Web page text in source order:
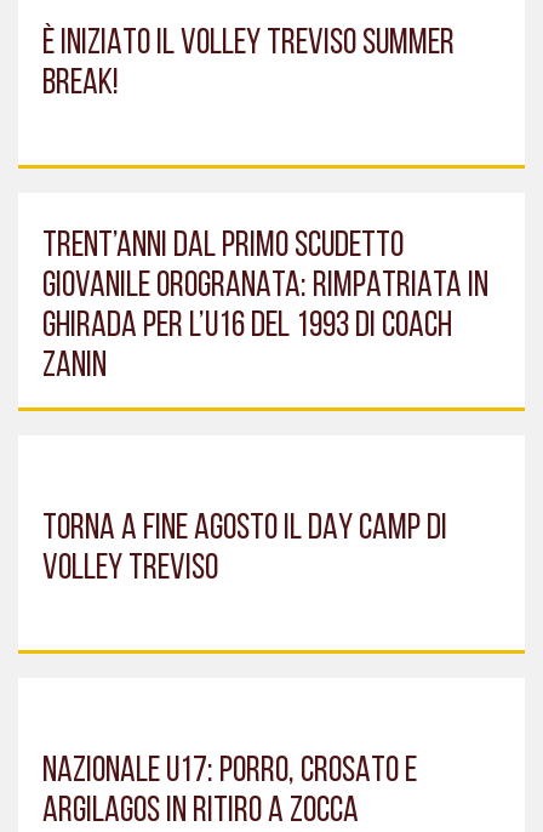
È INIZIATO IL VOLLEY TREVISO SUMMER
BREAK!
TRENT’ANNI DAL PRIMO SCUDETTO
GIOVANILE OROGRANATA: RIMPATRIATA IN
GHIRADA PER L’U16 DEL 1993 DI COACH
ZANIN
TORNA A FINE AGOSTO IL DAY CAMP DI
VOLLEY TREVISO
NAZIONALE U17: PORRO, CROSATO E
ARGILAGOS IN RITIRO A ZOCCA